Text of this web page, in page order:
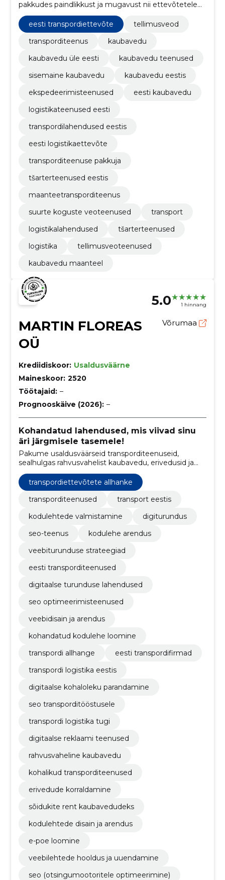
pakkudes paindlikkust ja mugavust nii ettevõtetele
kui ka eraisikutele.
eesti transpordiettevõte
tellimusveod
transporditeenus
kaubavedu
kaubavedu üle eesti
kaubavedu teenused
sisemaine kaubavedu
kaubavedu eestis
ekspedeerimisteenused
eesti kaubavedu
logistikateenused eesti
transpordilahendused eestis
eesti logistikaettevõte
transporditeenuse pakkuja
tšarterteenused eestis
maanteetransporditeenus
suurte koguste veoteenused
transport
logistikalahendused
tšarterteenused
logistika
tellimusveoteenused
kaubavedu maanteel
5.0 1 hinnang
MARTIN FLOREAS
OÜ
Võrumaa
Krediidiskoor: Usaldusväärne
Maineskoor: 2520
Töötajaid: –
Prognooskäive (2026): –
Kohandatud lahendused, mis viivad sinu
äri järgmisele tasemele!
Pakume usaldusväärseid transporditeenuseid,
sealhulgas rahvusvahelist kaubavedu, erivedusid ja
kiirkullerteenuseid, tagades kiire ja tõhusa
kohaletoimetamise. Samuti spetsialiseerume
kodulehtede loomisele ja digiturundusele.
transpordiettevõtete allhanke
transporditeenused
transport eestis
kodulehtede valmistamine
digiturundus
seo-teenus
kodulehe arendus
veebiturunduse strateegiad
eesti transporditeenused
digitaalse turunduse lahendused
seo optimeerimisteenused
veebidisain ja arendus
kohandatud kodulehe loomine
transpordi allhange
eesti transpordifirmad
transpordi logistika eestis
digitaalse kohaloleku parandamine
seo transporditööstusele
transpordi logistika tugi
digitaalse reklaami teenused
rahvusvaheline kaubavedu
kohalikud transporditeenused
erivedude korraldamine
sõidukite rent kaubavedudeks
kodulehtede disain ja arendus
e-poe loomine
veebilehtede hooldus ja uuendamine
seo (otsingumootoritele optimeerimine)